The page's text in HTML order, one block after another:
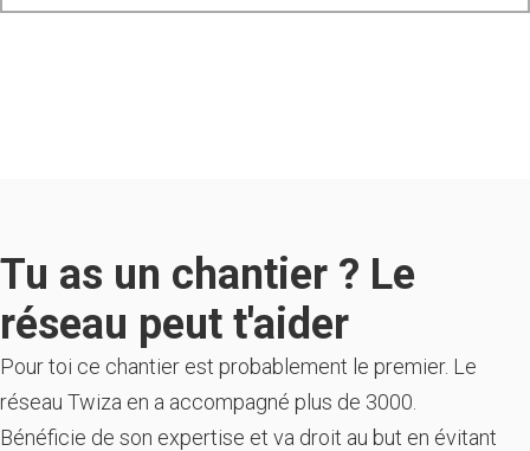
Tu as un chantier ? Le
réseau peut t'aider
Pour toi ce chantier est probablement le premier. Le
réseau Twiza en a accompagné plus de 3000.
Bénéficie de son expertise et va droit au but en évitant